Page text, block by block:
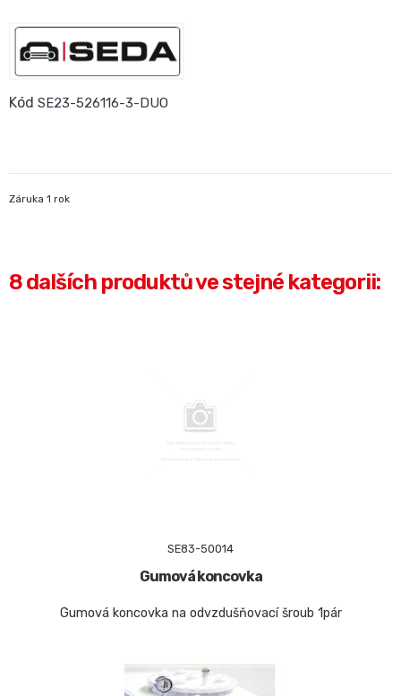
Kód SE23-526116-3-DUO
Záruka 1 rok
8 dalších produktů ve stejné kategorii:
SE83-50014
Gumová koncovka
Gumová koncovka na odvzdušňovací šroub 1pár